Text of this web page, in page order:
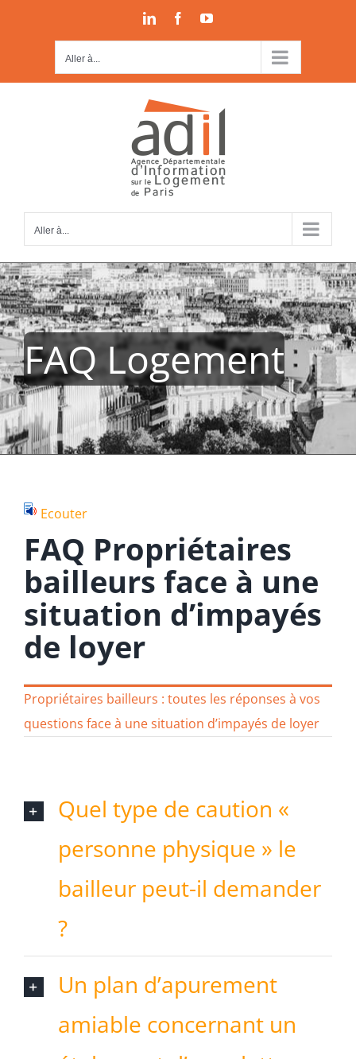
LinkedInFacebookYouTube
Aller à...
Aller à...
FAQ Logement
Ecouter
FAQ Propriétaires
bailleurs face à une
situation d’impayés
de loyer
Propriétaires bailleurs : toutes les réponses à vos
questions face à une situation d’impayés de loyer
Quel type de caution «
personne physique » le
bailleur peut-il demander
?
Un plan d’apurement
amiable concernant un